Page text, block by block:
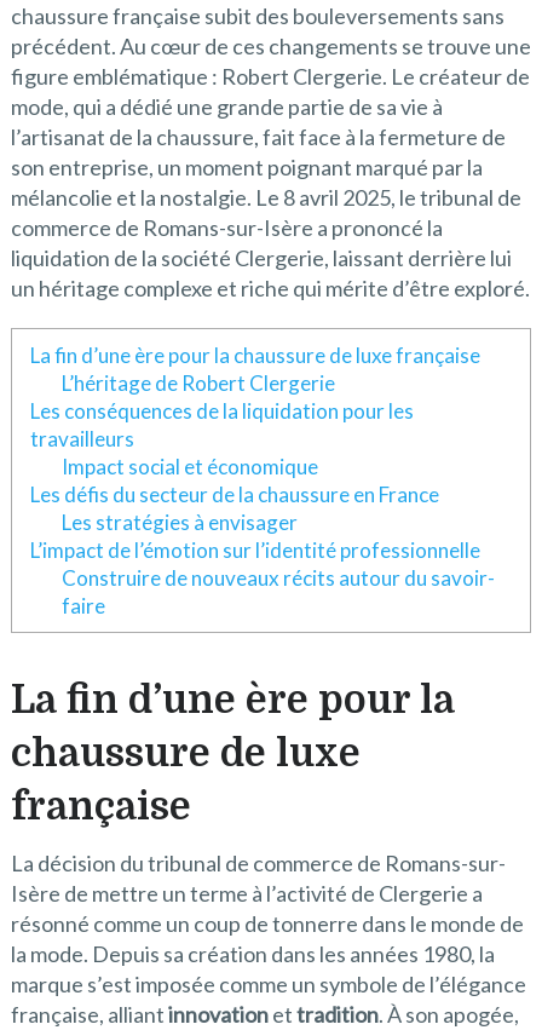
chaussure française subit des bouleversements sans
précédent. Au cœur de ces changements se trouve une
figure emblématique : Robert Clergerie. Le créateur de
mode, qui a dédié une grande partie de sa vie à
l’artisanat de la chaussure, fait face à la fermeture de
son entreprise, un moment poignant marqué par la
mélancolie et la nostalgie. Le 8 avril 2025, le tribunal de
commerce de Romans-sur-Isère a prononcé la
liquidation de la société Clergerie, laissant derrière lui
un héritage complexe et riche qui mérite d’être exploré.
La fin d’une ère pour la chaussure de luxe française
L’héritage de Robert Clergerie
Les conséquences de la liquidation pour les
travailleurs
Impact social et économique
Les défis du secteur de la chaussure en France
Les stratégies à envisager
L’impact de l’émotion sur l’identité professionnelle
Construire de nouveaux récits autour du savoir-
faire
La fin d’une ère pour la
chaussure de luxe
française
La décision du tribunal de commerce de Romans-sur-
Isère de mettre un terme à l’activité de Clergerie a
résonné comme un coup de tonnerre dans le monde de
la mode. Depuis sa création dans les années 1980, la
marque s’est imposée comme un symbole de l’élégance
française, alliantinnovationettradition. À son apogée,